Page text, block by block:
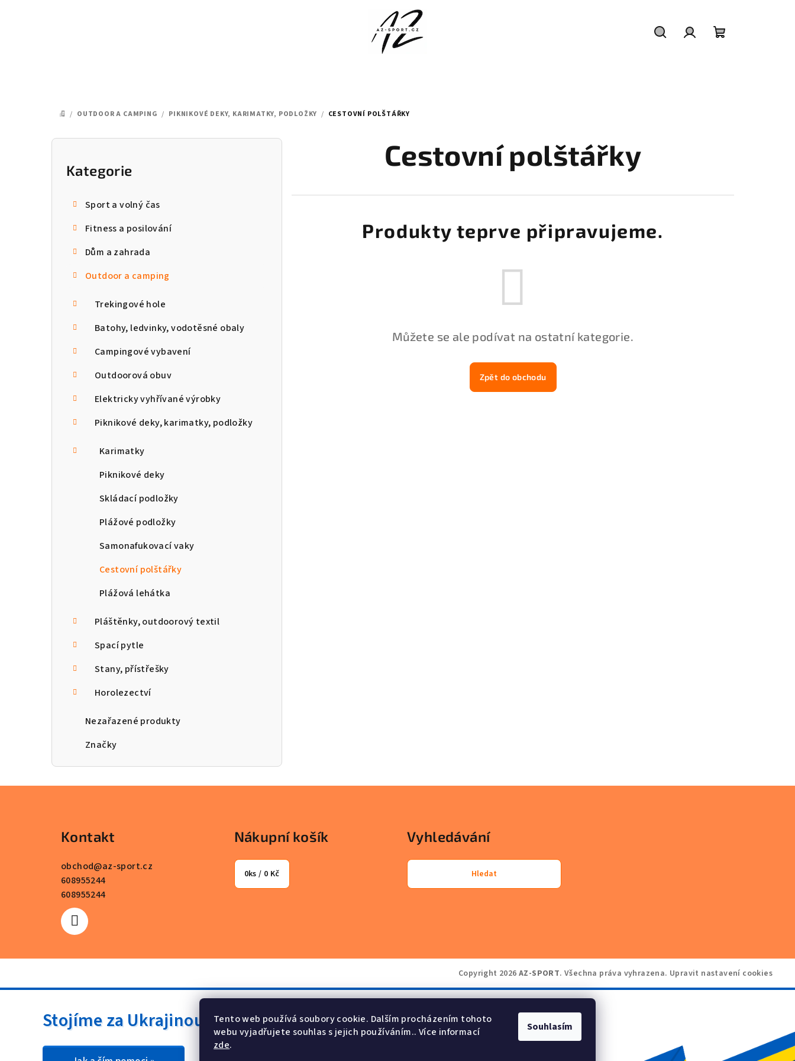
Tento web používá soubory cookie. Dalším procházením tohoto
webu vyjadřujete souhlas s jejich používáním.. Více informací
zde.
Souhlasím
DOMŮ
/ OUTDOOR A CAMPING / PIKNIKOVÉ DEKY, KARIMATKY, PODLOŽKY / CESTOVNÍ POLŠTÁŘKY
P
Přeskočit
kategorie
Kategorie
Sport a volný čas
Fitness a posilování
Dům a zahrada
Outdoor a camping
Trekingové hole
Batohy, ledvinky, vodotěsné obaly
Campingové vybavení
Outdoorová obuv
Elektricky vyhřívané výrobky
Piknikové deky, karimatky, podložky
Karimatky
Piknikové deky
Skládací podložky
Plážové podložky
Samonafukovací vaky
Cestovní polštářky
Plážová lehátka
Pláštěnky, outdoorový textil
Spací pytle
Stany, přístřešky
Horolezectví
Nezařazené produkty
Značky
Cestovní polštářky
Produkty teprve připravujeme.
Můžete se ale podívat na ostatní kategorie.
Zpět do obchodu
Kontakt
obchod@az-sport.cz
608955244
608955244
Nákupní košík
0ks / 0 Kč
Vyhledávání
Hledat
Copyright 2026 AZ-SPORT. Všechna práva vyhrazena. Upravit nastavení cookies
Stojíme za Ukrajinou ❤️